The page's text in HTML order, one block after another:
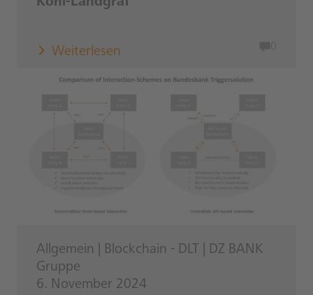
Weiterlesen
Allgemein Blockchain - DLT
DZ BANK
Gruppe
6. November 2024